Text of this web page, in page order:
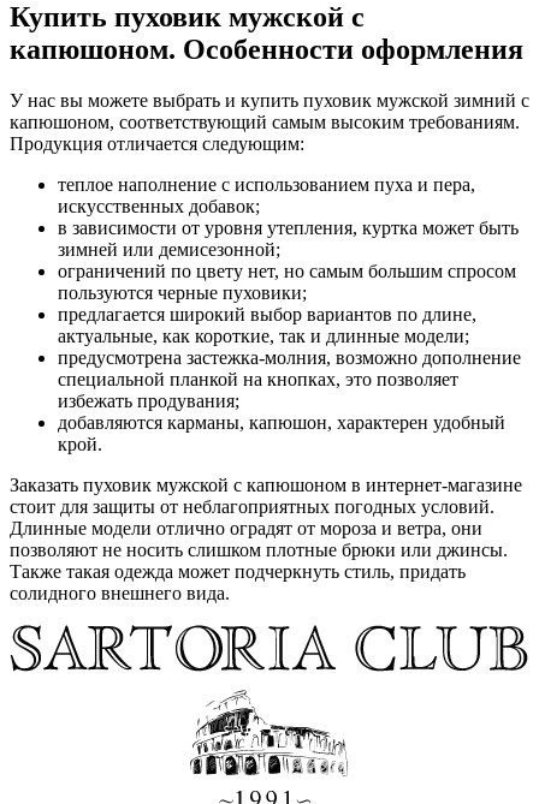
Купить пуховик мужской с
капюшоном. Особенности оформления
У нас вы можете выбрать и купить пуховик мужской зимний с
капюшоном, соответствующий самым высоким требованиям.
Продукция отличается следующим:
теплое наполнение с использованием пуха и пера,
искусственных добавок;
в зависимости от уровня утепления, куртка может быть
зимней или демисезонной;
ограничений по цвету нет, но самым большим спросом
пользуются черные пуховики;
предлагается широкий выбор вариантов по длине,
актуальные, как короткие, так и длинные модели;
предусмотрена застежка-молния, возможно дополнение
специальной планкой на кнопках, это позволяет
избежать продувания;
добавляются карманы, капюшон, характерен удобный
крой.
Заказать пуховик мужской с капюшоном в интернет-магазине
стоит для защиты от неблагоприятных погодных условий.
Длинные модели отлично оградят от мороза и ветра, они
позволяют не носить слишком плотные брюки или джинсы.
Также такая одежда может подчеркнуть стиль, придать
солидного внешнего вида.